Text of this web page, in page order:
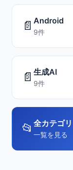
📄 Android
9件
📄 生成AI
9件
📂 全カテゴリ
一覧を見る